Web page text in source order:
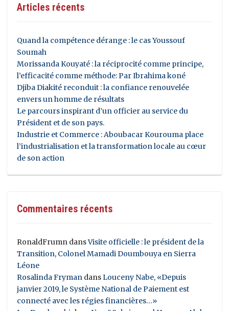
Articles récents
Quand la compétence dérange : le cas Youssouf
Soumah
Morissanda Kouyaté : la réciprocité comme principe,
l’efficacité comme méthode: Par Ibrahima koné
Djiba Diakité reconduit : la confiance renouvelée
envers un homme de résultats
Le parcours inspirant d’un officier au service du
Président et de son pays.
Industrie et Commerce : Aboubacar Kourouma place
l’industrialisation et la transformation locale au cœur
de son action
Commentaires récents
RonaldFrumn dansVisite officielle : le président de la
Transition, Colonel Mamadi Doumbouya en Sierra
Léone
Rosalinda Fryman dansLouceny Nabe, «Depuis
janvier 2019, le Système National de Paiement est
connecté avec les régies financières…»